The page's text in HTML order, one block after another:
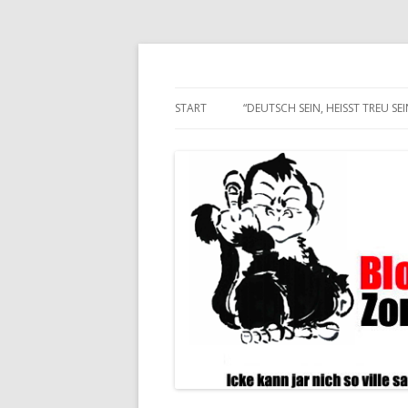
START “DEUTSCH SEIN, HEISST TREU